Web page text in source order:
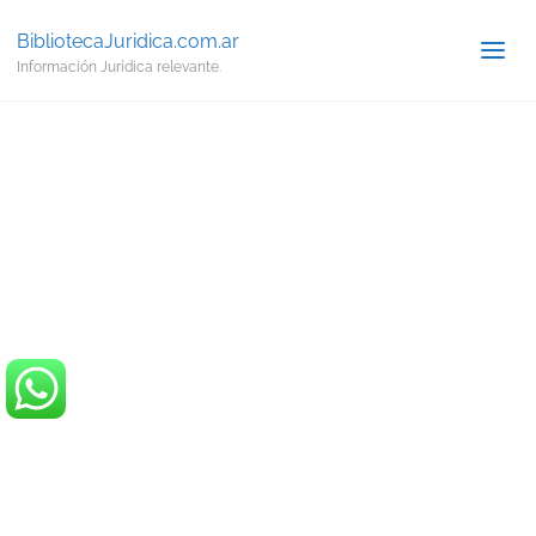
BibliotecaJuridica.com.ar
Información Jurídica relevante.